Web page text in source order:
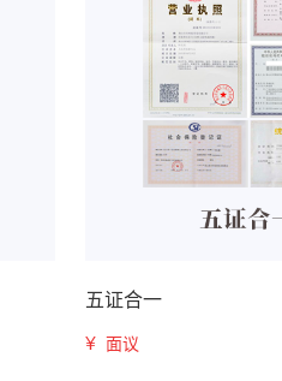
五证合一
¥ 面议